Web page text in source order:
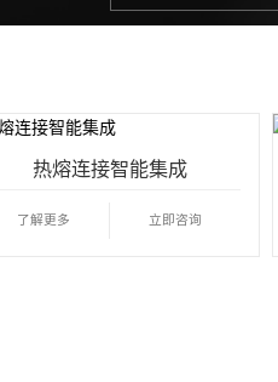
热熔连接智能集成
了解更多 立即咨询